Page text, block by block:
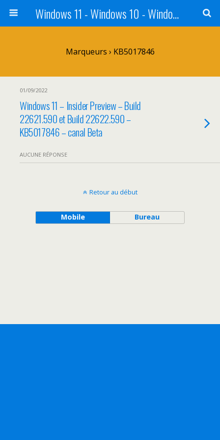
Windows 11 - Windows 10 - Windows 8 - Windows 7 - VISTA
Marqueurs › KB5017846
01/09/2022
Windows 11 – Insider Preview – Build
22621.590 et Build 22622.590 –
KB5017846 – canal Beta
AUCUNE RÉPONSE
Retour au début
Mobile Bureau